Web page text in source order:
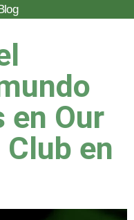
en Our
en